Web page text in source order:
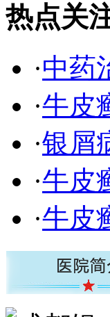
热点关
·中药
·牛皮
·银屑
·牛皮
·牛皮